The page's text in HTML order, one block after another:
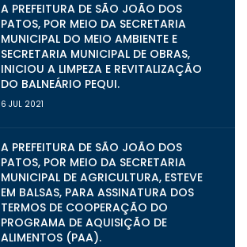
A PREFEITURA DE SÃO JOÃO DOS
PATOS, POR MEIO DA SECRETARIA
MUNICIPAL DO MEIO AMBIENTE E
SECRETARIA MUNICIPAL DE OBRAS,
INICIOU A LIMPEZA E REVITALIZAÇÃO
DO BALNEÁRIO PEQUI.
6 JUL 2021
A PREFEITURA DE SÃO JOÃO DOS
PATOS, POR MEIO DA SECRETARIA
MUNICIPAL DE AGRICULTURA, ESTEVE
EM BALSAS, PARA ASSINATURA DOS
TERMOS DE COOPERAÇÃO DO
PROGRAMA DE AQUISIÇÃO DE
ALIMENTOS (PAA).